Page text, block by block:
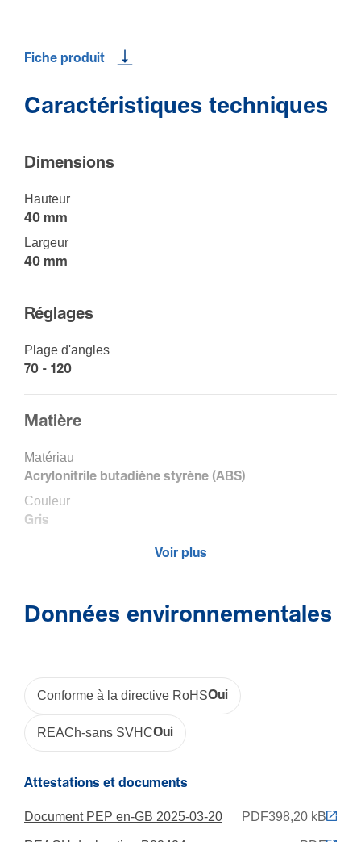
Fiche produit
Caractéristiques techniques
Dimen­sions
Hauteur
40 mm
Largeur
40 mm
Réglages
Plage d'angles
70 - 120
Matière
Maté­riau
Acry­lo­ni­trile buta­diène styrène (ABS)
Couleur
Gris
Sécu­rité
Classe de protection (IP)
IP40
5 - 60 °C
Voir plus
Données environnementales
Conforme à la directive RoHSOui
REACh-sans SVHCOui
Attestations et documents
Document PEP en-GB 2025-03-20 PDF398,20 kB